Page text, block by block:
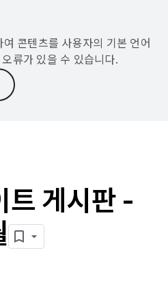
콘텐츠를 사용자의 기본 언어
류가 있을 수 있습니다.
트 게시판 -